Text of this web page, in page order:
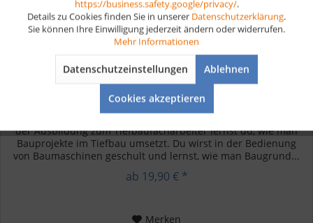
Tiefbaufacharbeiter Lernkarten digital
Digitale Lernkarten für die Tiefbaufacharbeiter Ausbildung In
der Ausbildung zum Tiefbaufacharbeiter lernst du, wie man
Bauprojekte im Tiefbau umsetzt. Du wirst in der Bedienung
von Baumaschinen geschult und lernst, wie man Baugrund...
ab 19,90 € *
Merken
https://business.safety.google/privacy/.
Details zu Cookies finden Sie in unserer Datenschutzerklärung.
Sie können Ihre Einwilligung jederzeit ändern oder widerrufen.
Mehr Informationen
Datenschutzeinstellungen Ablehnen
Cookies akzeptieren